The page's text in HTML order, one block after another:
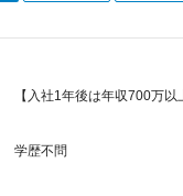
【入社1年後は年収700万
学歴不問